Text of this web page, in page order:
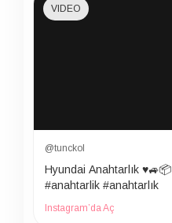
VIDEO
@tunckol
Hyundai Anahtarlık ♥️🚙📦 #hyundaianahtarlik
#anahtarlik #anahtarlık
Instagram’da Aç